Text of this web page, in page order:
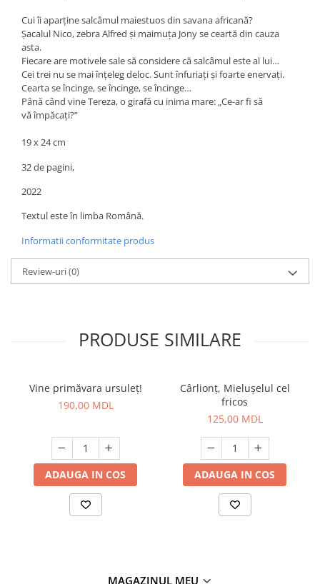
Cui îi aparține salcâmul maiestuos din savana africană?
Șacalul Nico, zebra Alfred şi maimuța Jony se ceartă din cauza
asta.
Fiecare are motivele sale să considere că salcâmul este al lui…
Cei trei nu se mai înțeleg deloc. Sunt înfuriați şi foarte enervați.
Ceartase încinge, se încinge, se încinge…
Până când vine Tereza, o girafă cu inima mare: „Ce-ar fi să
văîmpăcați?”
19 x 24 cm
32 de pagini,
2022
Textul este în limba Română.
Informatii conformitate produs
Review-uri(0)
PRODUSE SIMILARE
Vine primăvara ursuleț!
190,00 MDL
ADAUGA IN COS
Cârlionț, Mielușelul cel
fricos
125,00 MDL
ADAUGA IN COS
MAGAZINUL MEU